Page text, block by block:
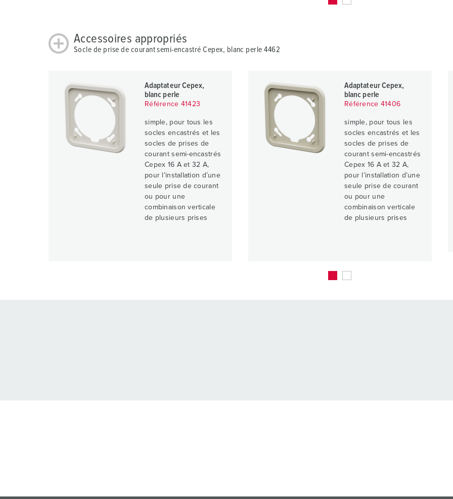
Accessoires appropriés
Socle de prise de courant semi-encastré Cepex, blanc perle 4462
Adaptateur Cepex,
blanc perle
Référence 41423
simple, pour tous les
socles encastrés et les
socles de prises de
courant semi-encastrés
Cepex 16 A et 32 A,
pour l’installation d’une
seule prise de courant
ou pour une
combinaison verticale
de plusieurs prises
Adaptateur Cepex,
blanc perle
Référence 41406
simple, pour tous les
socles encastrés et les
socles de prises de
courant semi-encastrés
Cepex 16 A et 32 A,
pour l’installation d’une
seule prise de courant
ou pour une
combinaison verticale
de plusieurs prises